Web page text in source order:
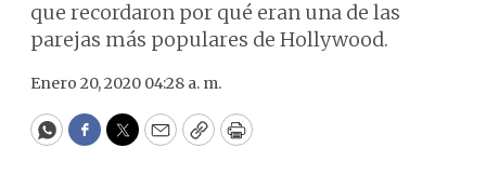
que recordaron por qué eran una de las
parejas más populares de Hollywood.
Enero 20, 2020 04:28 a. m.
WhatsApp
Facebook
Twitter
EmailCopyPrint